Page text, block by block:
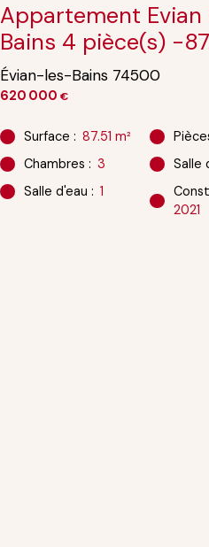
Appartement Evian
Bains 4 pièce(s) -
Évian-les-Bains 74500
620 000 €
Surface : 87.51 m²
Chambres : 3 Salle
Salle d'eau : 1
2021